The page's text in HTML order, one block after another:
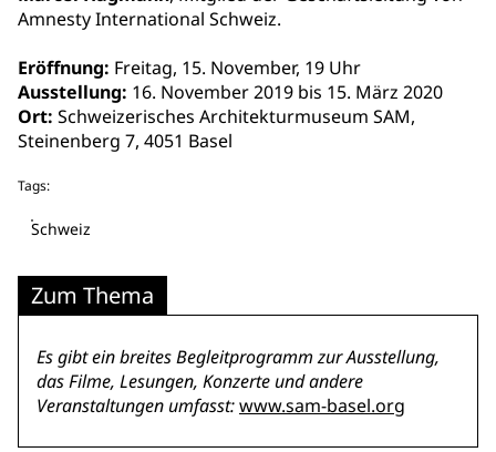
Amnesty International Schweiz.
Eröffnung: Freitag, 15. November, 19 Uhr
Ausstellung: 16. November 2019 bis 15. März 2020
Ort: Schweizerisches Architekturmuseum SAM,
Steinenberg 7, 4051 Basel
Tags:
Schweiz
Zum Thema
Es gibt ein breites Begleitprogramm zur Ausstellung,
das Filme, Lesungen, Konzerte und andere
Veranstaltungen umfasst:www.sam-basel.org